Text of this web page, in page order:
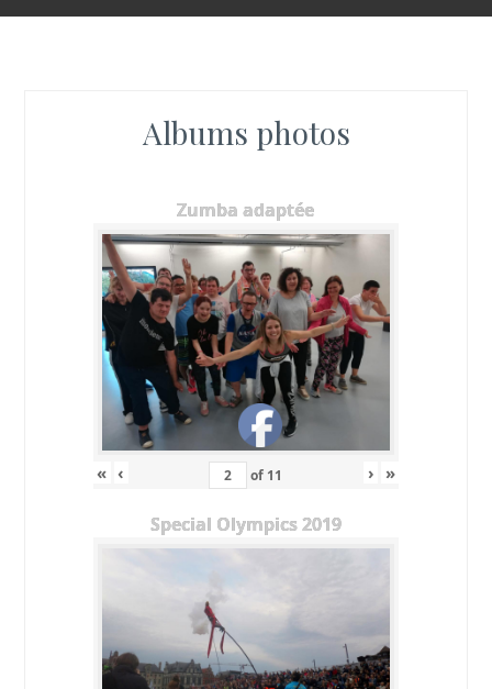
Albums photos
Zumba adaptée
« ‹ of 11 › »
Special Olympics 2019